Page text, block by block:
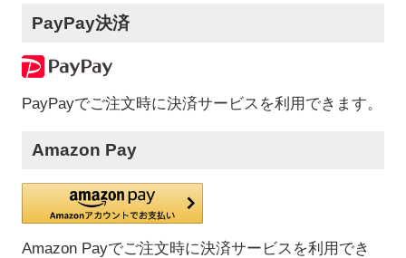
PayPay決済
PayPayでご注文時に決済サービスを利用できます。
Amazon Pay
Amazon Payでご注文時に決済サービスを利用でき